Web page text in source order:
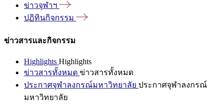
ข่าวจุฬาฯ
ปฏิทินกิจกรรม
ข่าวสารและกิจกรรม
Highlights Highlights
ข่าวสารทั้งหมด ข่าวสารทั้งหมด
ประกาศจุฬาลงกรณ์มหาวิทยาลัย ประกาศจุฬาลงกรณ์
มหาวิทยาลัย